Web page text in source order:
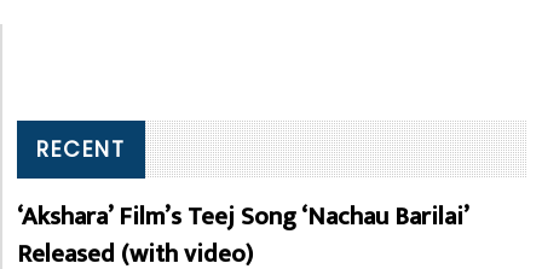
RECENT
‘Akshara’ Film’s Teej Song ‘Nachau Barilai’
Released (with video)